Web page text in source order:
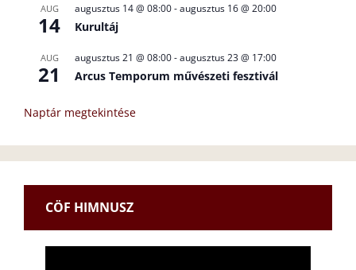
AUG
14
augusztus 14 @ 08:00-augusztus 16 @ 20:00
Kurultáj
AUG
21
augusztus 21 @ 08:00-augusztus 23 @ 17:00
Arcus Temporum művészeti fesztivál
Naptár megtekintése
CÖF HIMNUSZ